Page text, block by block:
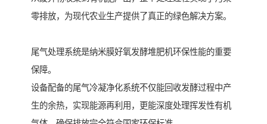
零排放，为现代农业生产提供了真正的绿色解决方案。
尾气处理系统是纳米膜好氧发酵堆肥机环保性能的重要
保障。
设备配备的尾气冷凝净化系统不仅能回收发酵过程中产
生的余热，实现能源再利用，更能深度处理挥发性有机